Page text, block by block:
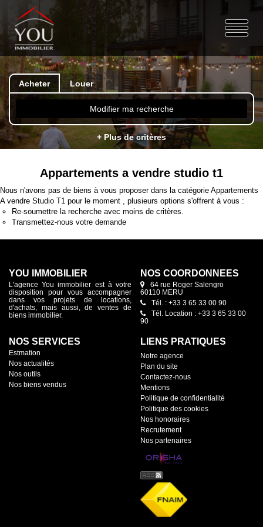
Acheter Louer
Modifier ma recherche
+ Plus de critères
Appartements a vendre studio t1
Nous n'avons pas de biens à vous proposer dans la catégorie Appartements
A vendre Studio T1 pour le moment , plusieurs options s'offrent à vous :
Re-soumettre la recherche avec moins de critères.
Transmettez-nous votre demande
YOU IMMOBILIER
L'agence You immobilier est à votre
disposition pour vous accompagner
dans vos projets de locations,
d'achats, mais aussi, de ventes de
biens immobilier.
NOS COORDONNÉES
64 rue Roger Salengro
60110 MERU
Tél. : +33 3 65 33 00 90
Tél. Location : +33 3 65 33 00
90
NOS SERVICES
Estmation
Nos actualités
Nos outils
Nos biens vendus
LIENS PRATIQUES
Notre agence
Plan du site
Contactez-nous
Mentions
Politique de confidentialité
Politique des cookies
Nos honoraires
Recrutement
Nos partenaires